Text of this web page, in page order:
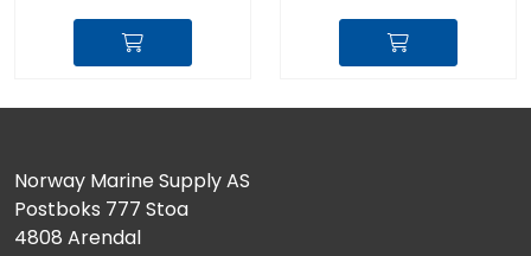
Norway Marine Supply AS
Postboks 777 Stoa
4808 Arendal